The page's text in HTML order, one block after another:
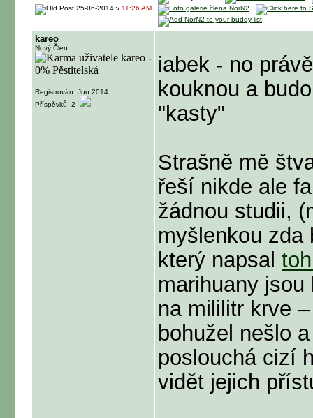
25-06-2014 v 11:26 AM
kareo
Nový Člen
Registrován: Jun 2014
Příspěvků: 2
iabek - no
kouknou a
"kasty"
Strašně mě
řeší nikde ale
žádnou studii,
myšlenkou zda
který napsal
marihuany
na mililitr krve
bohužel nešlo
poslouchá cizí
vidět jejich